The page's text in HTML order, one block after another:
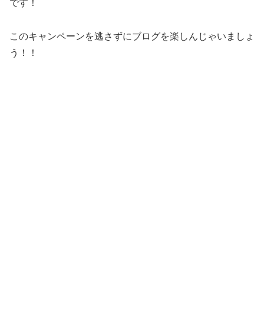
です！
このキャンペーンを逃さずにブログを楽しんじゃいましょ
う！！